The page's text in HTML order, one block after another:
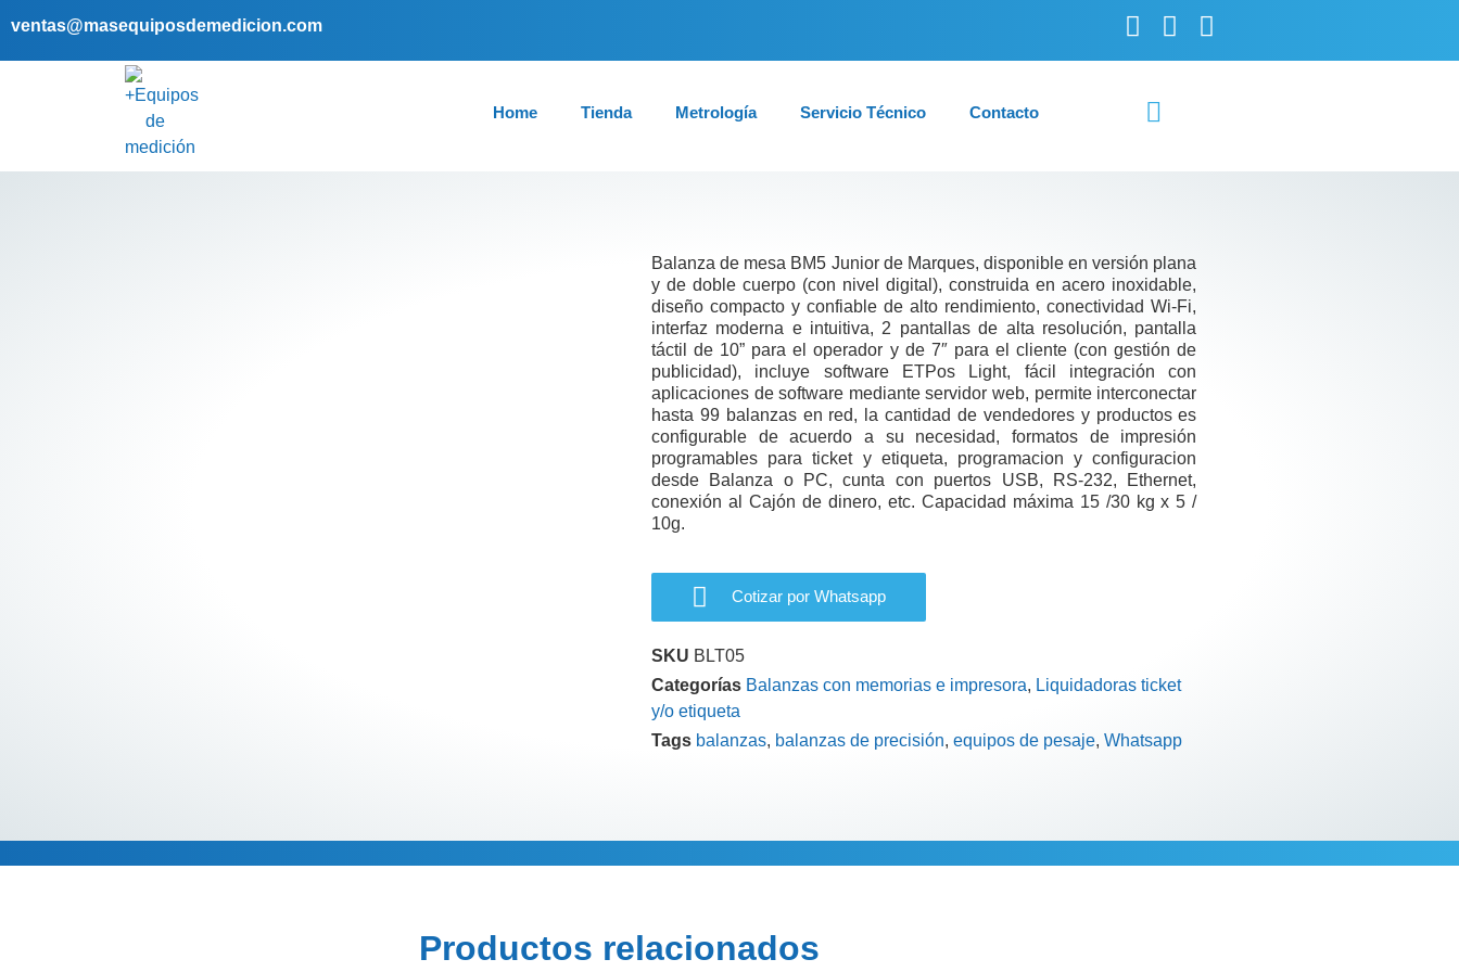
ventas@masequiposdemedicion.com
Home Tienda Metrología Servicio Técnico Contacto
Balanza de mesa BM5 Junior de Marques, disponible en versión plana
y de doble cuerpo (con nivel digital), construida en acero inoxidable,
diseño compacto y confiable de alto rendimiento, conectividad Wi-Fi,
interfaz moderna e intuitiva, 2 pantallas de alta resolución, pantalla
táctil de 10” para el operador y de 7″ para el cliente (con gestión de
publicidad), incluye software ETPos Light, fácil integración con
aplicaciones de software mediante servidor web, permite interconectar
hasta 99 balanzas en red, la cantidad de vendedores y productos es
configurable de acuerdo a su necesidad, formatos de impresión
programables para ticket y etiqueta, programacion y configuracion
desde Balanza o PC, cunta con puertos USB, RS-232, Ethernet,
conexión al Cajón de dinero, etc. Capacidad máxima 15 /30 kg x 5 /
10g.
Cotizar por Whatsapp
SKU BLT05
Categorías Balanzas con memorias e impresora, Liquidadoras ticket
y/o etiqueta
Tags balanzas, balanzas de precisión, equipos de pesaje, Whatsapp
Descripción Información adicional
Productos relacionados